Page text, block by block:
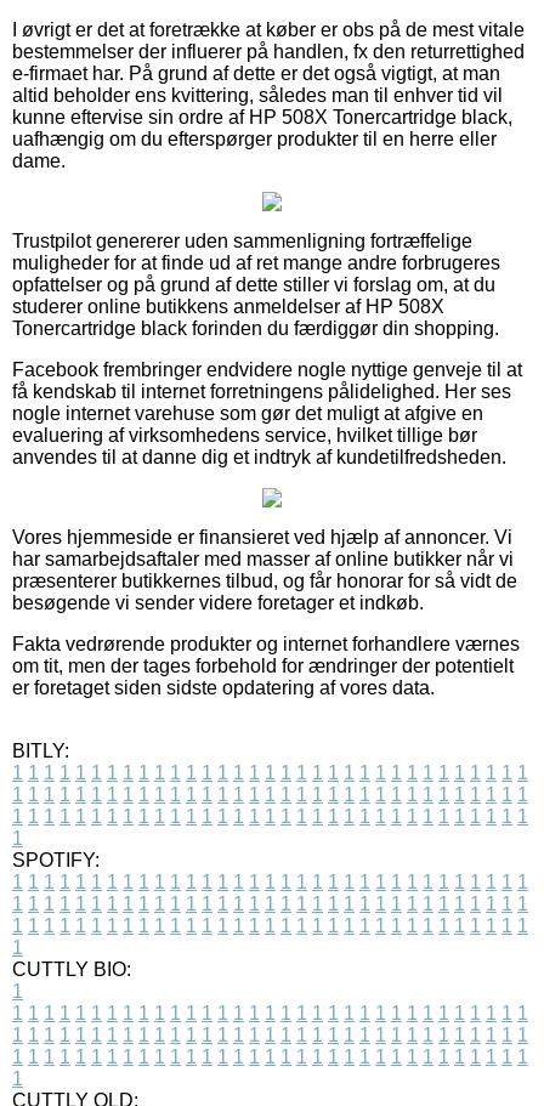
I øvrigt er det at foretrække at køber er obs på de mest vitale
bestemmelser der influerer på handlen, fx den returrettighed
e-firmaet har. På grund af dette er det også vigtigt, at man
altid beholder ens kvittering, således man til enhver tid vil
kunne eftervise sin ordre af HP 508X Tonercartridge black,
uafhængig om du efterspørger produkter til en herre eller
dame.
Trustpilot genererer uden sammenligning fortræffelige
muligheder for at finde ud af ret mange andre forbrugeres
opfattelser og på grund af dette stiller vi forslag om, at du
studerer online butikkens anmeldelser af HP 508X
Tonercartridge black forinden du færdiggør din shopping.
Facebook frembringer endvidere nogle nyttige genveje til at
få kendskab til internet forretningens pålidelighed. Her ses
nogle internet varehuse som gør det muligt at afgive en
evaluering af virksomhedens service, hvilket tillige bør
anvendes til at danne dig et indtryk af kundetilfredsheden.
Vores hjemmeside er finansieret ved hjælp af annoncer. Vi
har samarbejdsaftaler med masser af online butikker når vi
præsenterer butikkernes tilbud, og får honorar for så vidt de
besøgende vi sender videre foretager et indkøb.
Fakta vedrørende produkter og internet forhandlere værnes
om tit, men der tages forbehold for ændringer der potentielt
er foretaget siden sidste opdatering af vores data.
BITLY:
1 1 1 1 1 1 1 1 1 1 1 1 1 1 1 1 1 1 1 1 1 1 1 1 1 1 1 1 1 1 1 1 1
1 1 1 1 1 1 1 1 1 1 1 1 1 1 1 1 1 1 1 1 1 1 1 1 1 1 1 1 1 1 1 1 1
1 1 1 1 1 1 1 1 1 1 1 1 1 1 1 1 1 1 1 1 1 1 1 1 1 1 1 1 1 1 1 1 1
1
SPOTIFY:
1 1 1 1 1 1 1 1 1 1 1 1 1 1 1 1 1 1 1 1 1 1 1 1 1 1 1 1 1 1 1 1 1
1 1 1 1 1 1 1 1 1 1 1 1 1 1 1 1 1 1 1 1 1 1 1 1 1 1 1 1 1 1 1 1 1
1 1 1 1 1 1 1 1 1 1 1 1 1 1 1 1 1 1 1 1 1 1 1 1 1 1 1 1 1 1 1 1 1
1
CUTTLY BIO:
1
1 1 1 1 1 1 1 1 1 1 1 1 1 1 1 1 1 1 1 1 1 1 1 1 1 1 1 1 1 1 1 1 1
1 1 1 1 1 1 1 1 1 1 1 1 1 1 1 1 1 1 1 1 1 1 1 1 1 1 1 1 1 1 1 1 1
1 1 1 1 1 1 1 1 1 1 1 1 1 1 1 1 1 1 1 1 1 1 1 1 1 1 1 1 1 1 1 1 1
1
CUTTLY OLD: